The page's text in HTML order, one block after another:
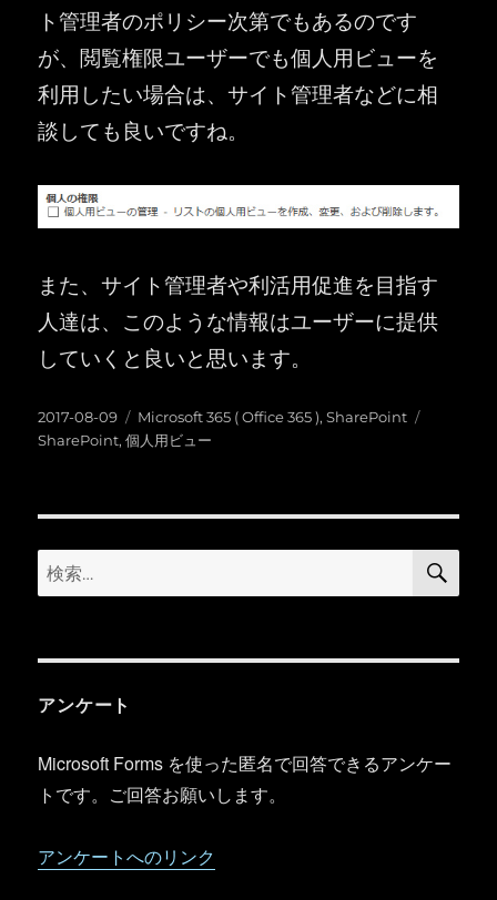
ト管理者のポリシー次第でもあるのです
が、閲覧権限ユーザーでも個人用ビューを
利用したい場合は、サイト管理者などに相
談しても良いですね。
また、サイト管理者や利活用促進を目指す
人達は、このような情報はユーザーに提供
していくと良いと思います。
投
稿
2017-08-09
カ
テ
Microsoft 365 ( Office 365 ),SharePoint
SharePoint,個人用ビュー
検
索:
検
アンケート
Microsoft Forms を使った匿名で回答できるアンケー
トです。ご回答お願いします。
アンケートへのリンク